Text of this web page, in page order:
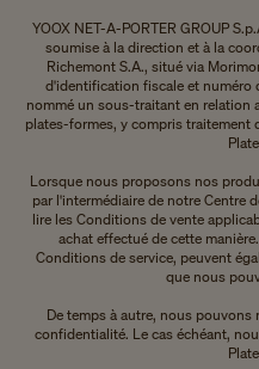
YOOX NET-A-PORTER GROUP
soumise à la direction et à la
Richemont S.A., situé via
d'identification fiscale et numéro
nommé un sous-traitant en relation
plates-formes, y compris traitement
Lorsque nous proposons nos
par l'intermédiaire de notre Centre
lire les Conditions de vente
achat effectué de cette
Conditions de service, peuvent
que nous
De temps à autre, nous
confidentialité. Le cas échéant,